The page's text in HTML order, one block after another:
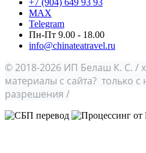
MAX
Telegram
Пн-Пт 9.00 - 18.00
info@chinateatravel.ru
© 2018-2026 ИП Белаш К. С. /
материалы с сайта? только
разрешения /